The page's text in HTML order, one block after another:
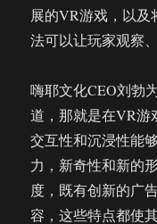
展的VR游戏，以
法可以让玩家观察
嗨耶文化CEO刘勃
道，那就是在VR游
交互性和沉浸性能
力，新奇性和新的
度，既有创新的广
容，这些特点都使